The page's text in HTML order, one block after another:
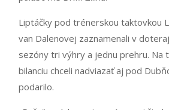
Liptáčky pod trénerskou taktovkou
van Dalenovej zaznamenali v
sezóny tri výhry a jednu prehru. Na
bilanciu chceli nadviazať aj pod
podarilo.